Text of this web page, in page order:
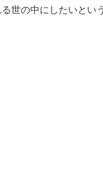
世の中にしたいとい